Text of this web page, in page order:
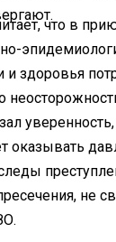
что в
и здоровья
уверенность,
оказывать
не